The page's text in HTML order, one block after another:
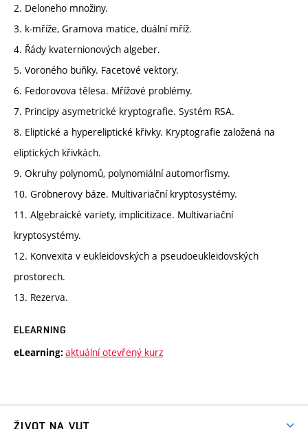
2. Deloneho množiny.
3. k-mříže, Gramova matice, duální mříž.
4. Řády kvaternionových algeber.
5. Voroného buňky. Facetové vektory.
6. Fedorovova tělesa. Mřížové problémy.
7. Principy asymetrické kryptografie. Systém RSA.
8. Eliptické a hypereliptické křivky. Kryptografie založená na
eliptických křivkách.
9. Okruhy polynomů, polynomiální automorfismy.
10. Gröbnerovy báze. Multivariační kryptosystémy.
11. Algebraické variety, implicitizace. Multivariační
kryptosystémy.
12. Konvexita v eukleidovských a pseudoeukleidovských
prostorech.
13. Rezerva.
ELEARNING
eLearning: aktuální otevřený kurz
ŽIVOT NA VUT